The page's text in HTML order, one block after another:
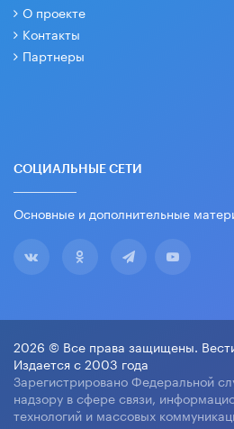
О проекте
Контакты
Партнеры
СОЦИАЛЬНЫЕ СЕТИ
Основные и дополнительные
2026 © Все права защищены.
Издается с 2003 года
Зарегистрировано Федеральной
надзору в сфере связи,
технологий и массовых